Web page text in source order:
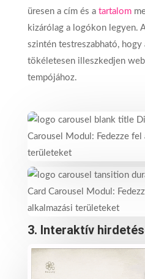
üresen a cím és a tartalom
kizárólag a logókon legyen.
szintén testreszabható, hogy
tökéletesen illeszkedjen
tempójához.
3. Interaktív